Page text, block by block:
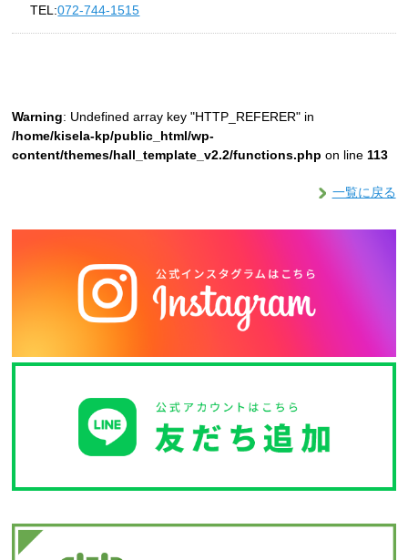
TEL:072-744-1515
Warning: Undefined array key "HTTP_REFERER" in
/home/kisela-kp/public_html/wp-
content/themes/hall_template_v2.2/functions.php on line 113
一覧に戻る